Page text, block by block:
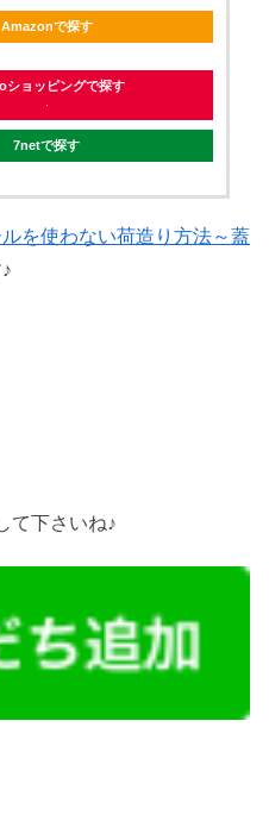
Amazonで探す
ショッピングで探す
7netで探す
を使わない荷造り方法～蓋
て下さいね♪